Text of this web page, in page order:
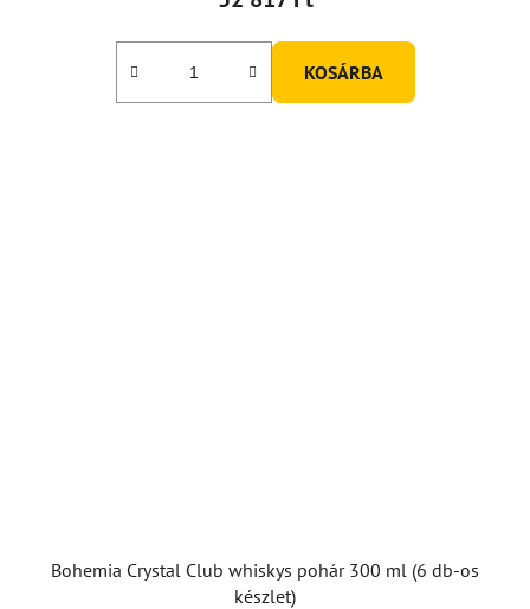
KOSÁRBA
Bohemia Crystal Club whiskys pohár 300 ml (6 db-os
készlet)